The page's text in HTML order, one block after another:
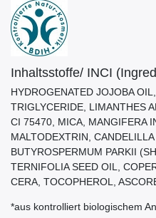
Inhaltsstoffe/ INCI
HYDROGENATED JOJOBA
TRIGLYCERIDE, LIMANTHES
CI 75470, MICA, MANGIFERA
MALTODEXTRIN,
BUTYROSPERMUM PARKII
TERNIFOLIA SEED OIL,
CERA, TOCOPHEROL,
*aus kontrolliert biologischem